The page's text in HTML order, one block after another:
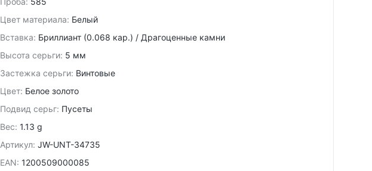
Цвет материала: Белый
Вставка: Бриллиант (0.068 кар.) / Драгоценные камни
Высота серьги: 5 мм
Застежка серьги: Винтовые
Цвет: Белое золото
Подвид cерьг: Пусеты
Вес: 1.13 g
Артикул: JW-UNT-34735
EAN: 1200509000085